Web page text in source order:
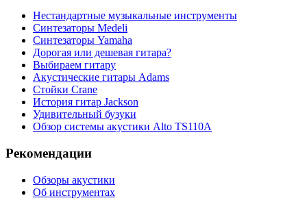
Нестандартные музыкальные инструменты
Синтезаторы Мedeli
Синтезаторы Yamaha
Дорогая или дешевая гитара?
Выбираем гитару
Акустические гитары Adams
Стойки Crane
История гитар Jackson
Удивительный бузуки
Обзор системы акустики Alto TS110A
Рекомендации
Обзоры акустики
Об инструментах